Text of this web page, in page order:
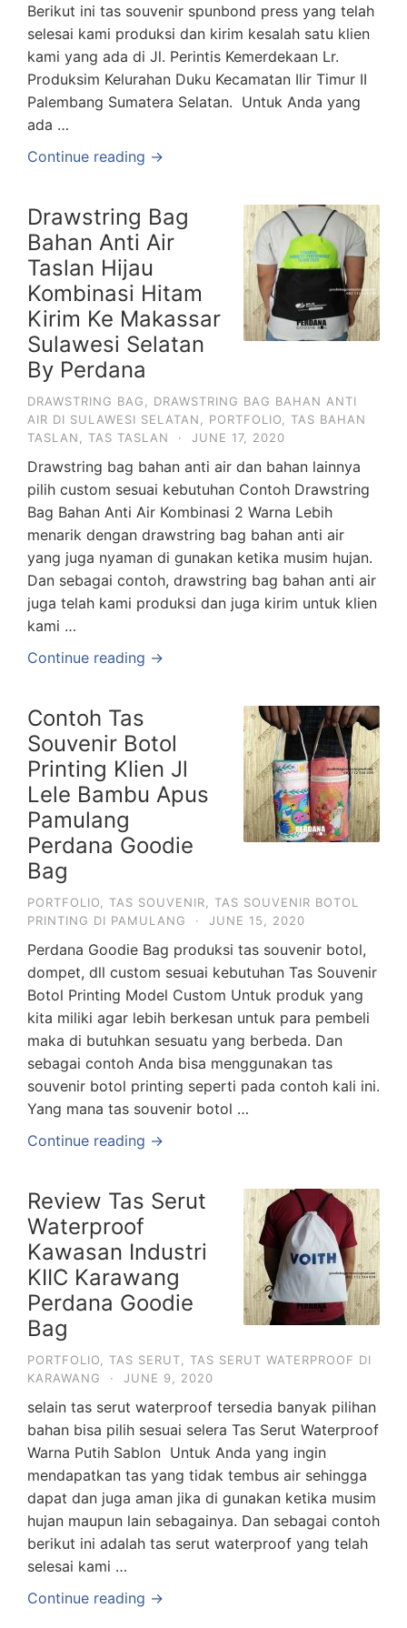
Berikut ini tas souvenir spunbond press yang telah
selesai kami produksi dan kirim kesalah satu klien
kami yang ada di Jl. Perintis Kemerdekaan Lr.
Produksim Kelurahan Duku Kecamatan Ilir Timur II
Palembang Sumatera Selatan. Untuk Anda yang
ada …
Continue reading →
Drawstring Bag
Bahan Anti Air
Taslan Hijau
Kombinasi Hitam
Kirim Ke Makassar
Sulawesi Selatan
By Perdana
DRAWSTRING BAG
DRAWSTRING BAG BAHAN ANTI
AIR DI SULAWESI SELATAN
PORTFOLIO
TAS BAHAN
TASLAN
TAS TASLAN · JUNE 17, 2020
Drawstring bag bahan anti air dan bahan lainnya
pilih custom sesuai kebutuhan Contoh Drawstring
Bag Bahan Anti Air Kombinasi 2 Warna Lebih
menarik dengan drawstring bag bahan anti air
yang juga nyaman di gunakan ketika musim hujan.
Dan sebagai contoh, drawstring bag bahan anti air
juga telah kami produksi dan juga kirim untuk klien
kami …
Continue reading →
Contoh Tas
Souvenir Botol
Printing Klien Jl
Lele Bambu Apus
Pamulang
Perdana Goodie
Bag
PORTFOLIO TAS SOUVENIR
TAS SOUVENIR BOTOL
PRINTING DI PAMULANG
· JUNE 15, 2020
Perdana Goodie Bag produksi tas souvenir botol,
dompet, dll custom sesuai kebutuhan Tas Souvenir
Botol Printing Model Custom Untuk produk yang
kita miliki agar lebih berkesan untuk para pembeli
maka di butuhkan sesuatu yang berbeda. Dan
sebagai contoh Anda bisa menggunakan tas
souvenir botol printing seperti pada contoh kali ini.
Yang mana tas souvenir botol …
Continue reading →
Review Tas Serut
Waterproof
Kawasan Industri
KIIC Karawang
Perdana Goodie
Bag
PORTFOLIO TAS SERUT
TAS SERUT WATERPROOF DI
KARAWANG
· JUNE 9, 2020
selain tas serut waterproof tersedia banyak pilihan
bahan bisa pilih sesuai selera Tas Serut Waterproof
Warna Putih Sablon Untuk Anda yang ingin
mendapatkan tas yang tidak tembus air sehingga
dapat dan juga aman jika di gunakan ketika musim
hujan maupun lain sebagainya. Dan sebagai contoh
berikut ini adalah tas serut waterproof yang telah
selesai kami …
Continue reading →